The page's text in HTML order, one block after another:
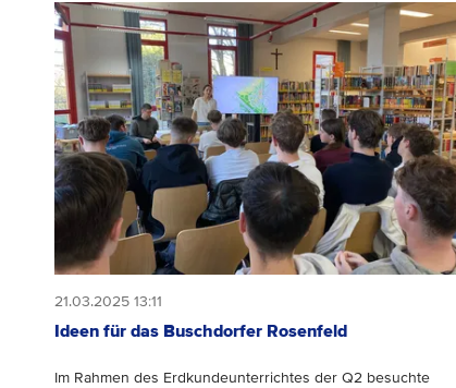
21.03.2025 13:11
Ideen für das Buschdorfer Rosenfeld
Im Rahmen des Erdkundeunterrichtes der Q2 besuchte